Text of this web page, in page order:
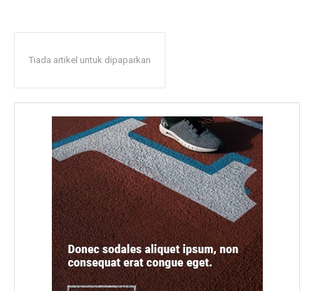
Tiada artikel untuk dipaparkan